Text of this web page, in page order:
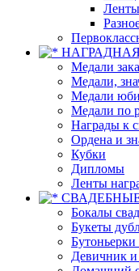
Медали
Медали,
Медали
Медали по
Награды к
Ордена и
Кубки
Дипломы
Ленты
Бокалы
Букеты
Девичник